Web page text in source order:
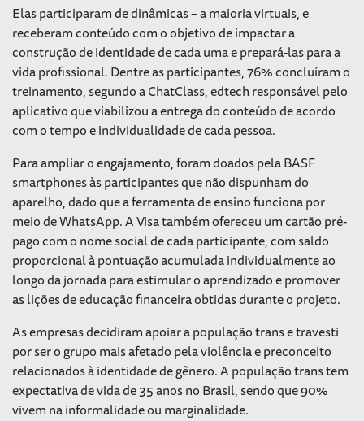
Elas participaram de dinâmicas – a maioria virtuais, e
receberam conteúdo com o objetivo de impactar a
construção de identidade de cada uma e prepará-las para a
vida profissional. Dentre as participantes, 76% concluíram o
treinamento, segundo a ChatClass, edtech responsável pelo
aplicativo que viabilizou a entrega do conteúdo de acordo
com o tempo e individualidade de cada pessoa.
Para ampliar o engajamento, foram doados pela BASF
smartphones às participantes que não dispunham do
aparelho, dado que a ferramenta de ensino funciona por
meio de WhatsApp. A Visa também ofereceu um cartão pré-
pago com o nome social de cada participante, com saldo
proporcional à pontuação acumulada individualmente ao
longo da jornada para estimular o aprendizado e promover
as lições de educação financeira obtidas durante o projeto.
As empresas decidiram apoiar a população trans e travesti
por ser o grupo mais afetado pela violência e preconceito
relacionados à identidade de gênero. A população trans tem
expectativa de vida de 35 anos no Brasil, sendo que 90%
vivem na informalidade ou marginalidade.